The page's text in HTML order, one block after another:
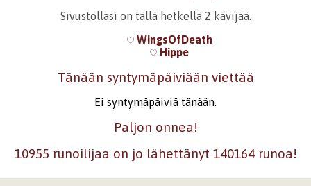
Sivustollasi on tällä hetkellä 2 kävijää.
WingsOfDeath
Hippe
Tänään syntymäpäiviään viettää
Ei syntymäpäiviä tänään.
Paljon onnea!
10955 runoilijaa on jo lähettänyt 140164 runoa!